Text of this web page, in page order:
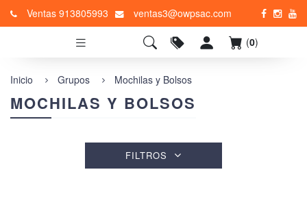
Ventas 913805993 ventas3@owpsac.com
(0)
Inicio Grupos Mochilas y Bolsos
MOCHILAS Y BOLSOS
FILTROS